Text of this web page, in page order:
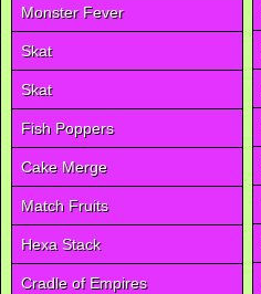
Monster Fever
Skat
Skat
Fish Poppers
Cake Merge
Match Fruits
Hexa Stack
Cradle of Empires